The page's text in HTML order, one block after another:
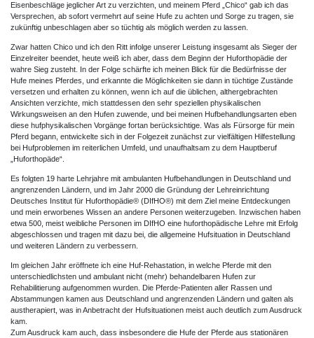
Eisenbeschläge jeglicher Art zu verzichten, und meinem Pferd „Chico“ gab ich das
Versprechen, ab sofort vermehrt auf seine Hufe zu achten und Sorge zu tragen, sie
zukünftig unbeschlagen aber so tüchtig als möglich werden zu lassen.
Zwar hatten Chico und ich den Ritt infolge unserer Leistung insgesamt als Sieger der
Einzelreiter beendet, heute weiß ich aber, dass dem Beginn der Huforthopädie der
wahre Sieg zusteht. In der Folge schärfte ich meinen Blick für die Bedürfnisse der
Hufe meines Pferdes, und erkannte die Möglichkeiten sie dann in tüchtige Zustände
versetzen und erhalten zu können, wenn ich auf die üblichen, althergebrachten
Ansichten verzichte, mich stattdessen den sehr speziellen physikalischen
Wirkungsweisen an den Hufen zuwende, und bei meinen Hufbehandlungsarten eben
diese hufphysikalischen Vorgänge fortan berücksichtige. Was als Fürsorge für mein
Pferd begann, entwickelte sich in der Folgezeit zunächst zur vielfältigen Hilfestellung
bei Hufproblemen im reiterlichen Umfeld, und unaufhaltsam zu dem Hauptberuf
„Huforthopäde“.
Es folgten 19 harte Lehrjahre mit ambulanten Hufbehandlungen in Deutschland und
angrenzenden Ländern, und im Jahr 2000 die Gründung der Lehreinrichtung
Deutsches Institut für Huforthopädie® (DIfHO®) mit dem Ziel meine Entdeckungen
und mein erworbenes Wissen an andere Personen weiterzugeben. Inzwischen haben
etwa 500, meist weibliche Personen im DIfHO eine huforthopädische Lehre mit Erfolg
abgeschlossen und tragen mit dazu bei, die allgemeine Hufsituation in Deutschland
und weiteren Ländern zu verbessern.
Im gleichen Jahr eröffnete ich eine Huf-Rehastation, in welche Pferde mit den
unterschiedlichsten und ambulant nicht (mehr) behandelbaren Hufen zur
Rehabilitierung aufgenommen wurden. Die Pferde-Patienten aller Rassen und
Abstammungen kamen aus Deutschland und angrenzenden Ländern und galten als
austherapiert, was in Anbetracht der Hufsituationen meist auch deutlich zum Ausdruck
kam.
Zum Ausdruck kam auch, dass insbesondere die Hufe der Pferde aus stationären